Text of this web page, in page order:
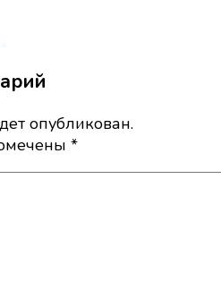
опубликован.
*